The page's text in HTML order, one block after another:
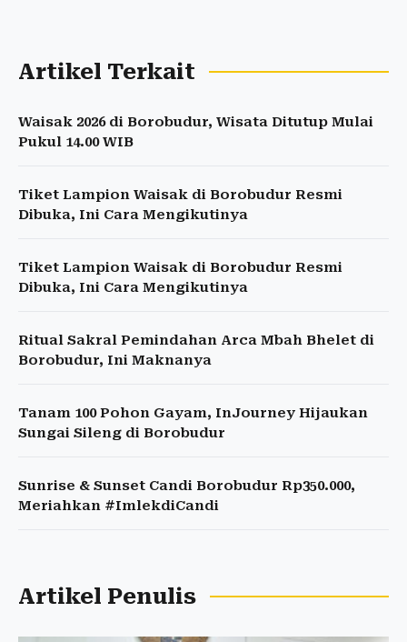
Artikel Terkait
Waisak 2026 di Borobudur, Wisata Ditutup Mulai
Pukul 14.00 WIB
Tiket Lampion Waisak di Borobudur Resmi
Dibuka, Ini Cara Mengikutinya
Tiket Lampion Waisak di Borobudur Resmi
Dibuka, Ini Cara Mengikutinya
Ritual Sakral Pemindahan Arca Mbah Bhelet di
Borobudur, Ini Maknanya
Tanam 100 Pohon Gayam, InJourney Hijaukan
Sungai Sileng di Borobudur
Sunrise & Sunset Candi Borobudur Rp350.000,
Meriahkan #ImlekdiCandi
Artikel Penulis